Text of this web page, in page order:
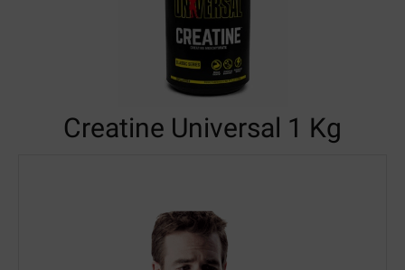
Creatine Universal 1 Kg